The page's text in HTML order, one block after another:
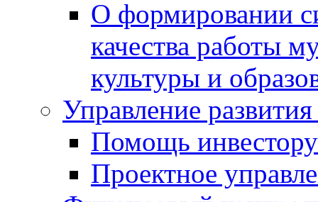
О формировании
качества работы
культуры и
Управление
Помощь инвестору
Проектное